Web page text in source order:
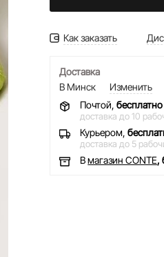
Как заказать
Доставка
В Минск
Изменить
Почтой,
доставка до 10
Курьером,
доставка до 5
Вмагазин CONTE,